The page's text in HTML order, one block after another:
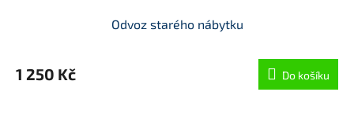
Odvoz starého nábytku
1 250 Kč Do košíku